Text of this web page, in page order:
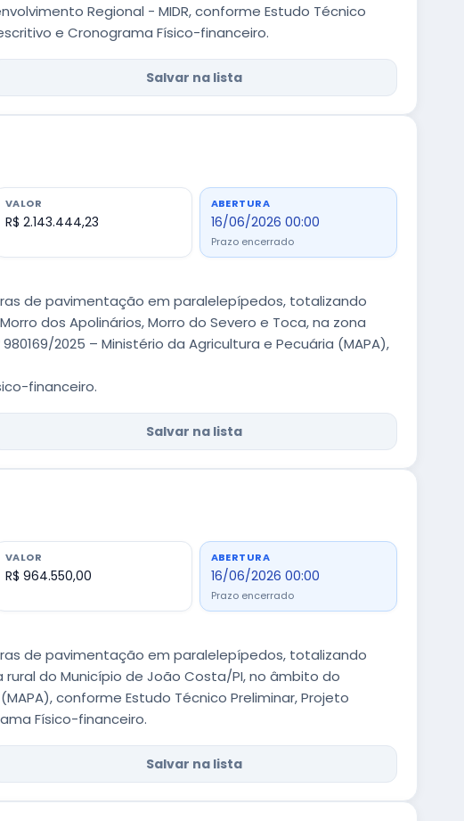
Regional - MIDR, conforme Estudo Técnico
e Cronograma Físico-financeiro.
Salvar na lista
VALOR
R$ 2.143.444,23
ABERTURA
16/06/2026 00:00
Prazo encerrado
de pavimentação em paralelepípedos, totalizando
dos Apolinários, Morro do Severo e Toca, na zona
2025 – Ministério da Agricultura e Pecuária (MAPA),
financeiro.
Salvar na lista
VALOR
R$ 964.550,00
ABERTURA
16/06/2026 00:00
Prazo encerrado
de pavimentação em paralelepípedos, totalizando
rural do Município de João Costa/PI, no âmbito do
conforme Estudo Técnico Preliminar, Projeto
Físico-financeiro.
Salvar na lista